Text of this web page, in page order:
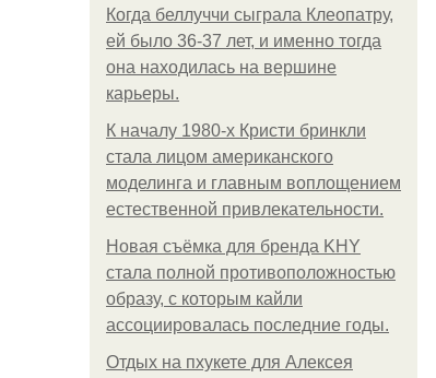
Когда беллуччи сыграла Клеопатру,
ей было 36-37 лет, и именно тогда
она находилась на вершине
карьеры.
К началу 1980-х Кристи бринкли
стала лицом американского
моделинга и главным воплощением
естественной привлекательности.
Новая съёмка для бренда KHY
стала полной противоположностью
образу, с которым кайли
ассоциировалась последние годы.
Отдых на пхукете для Алексея